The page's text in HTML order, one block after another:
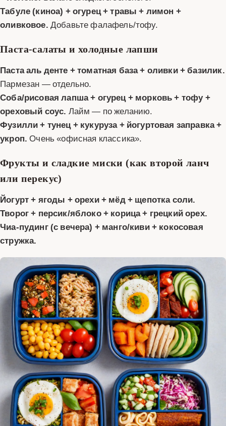
Табуле (киноа) + огурец + травы + лимон +
оливковое. Добавьте фалафель/тофу.
Паста-салаты и холодные лапши
Паста аль денте + томатная база + оливки + базилик.
Пармезан — отдельно.
Собa/рисовая лапша + огурец + морковь + тофу +
ореховый соус. Лайм — по желанию.
Фузилли + тунец + кукуруза + йогуртовая заправка +
укроп. Очень «офисная классика».
Фрукты и сладкие миски (как второй ланч
или перекус)
Йогурт + ягоды + орехи + мёд + щепотка соли.
Творог + персик/яблоко + корица + грецкий орех.
Чиа-пудинг (с вечера) + манго/киви + кокосовая
стружка.